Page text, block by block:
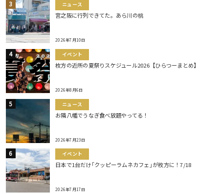
ニュース
宮之阪に行列できてた。あら川の桃
2026年7月10日
イベント
枚方の近所の夏祭りスケジュール2026【ひらつーまとめ】
2026年8月6日
ニュース
お隣八幡でうなぎ食べ放題やってる！
2026年7月23日
イベント
日本で1台だけ｢クッピーラムネカフェ｣が枚方に！7/18
2026年7月17日